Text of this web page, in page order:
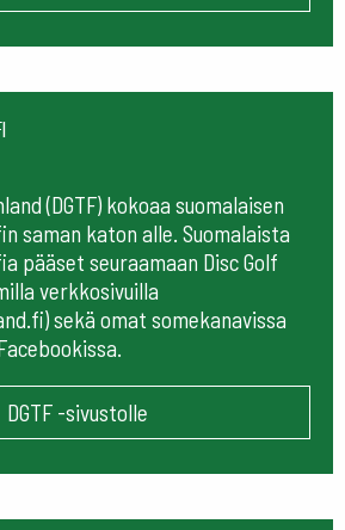
(DGTF) kokoaa suomalaisen
saman katon alle. Suomalaista
pääset seuraamaan Disc Golf
verkkosivuilla
sekä omat somekanavissa
DGTF -sivustolle